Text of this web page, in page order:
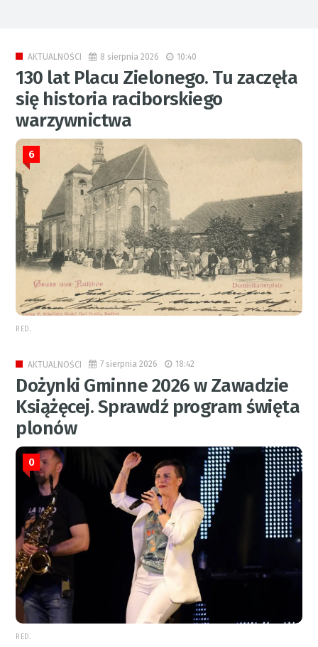
AKTUALNOŚCI 8 sierpnia 2026 10:40
130 lat Placu Zielonego. Tu zaczęła
się historia raciborskiego
warzywnictwa
6
RED.
AKTUALNOŚCI 7 sierpnia 2026 18:42
Dożynki Gminne 2026 w Zawadzie
Książęcej. Sprawdź program święta
plonów
0
RED.